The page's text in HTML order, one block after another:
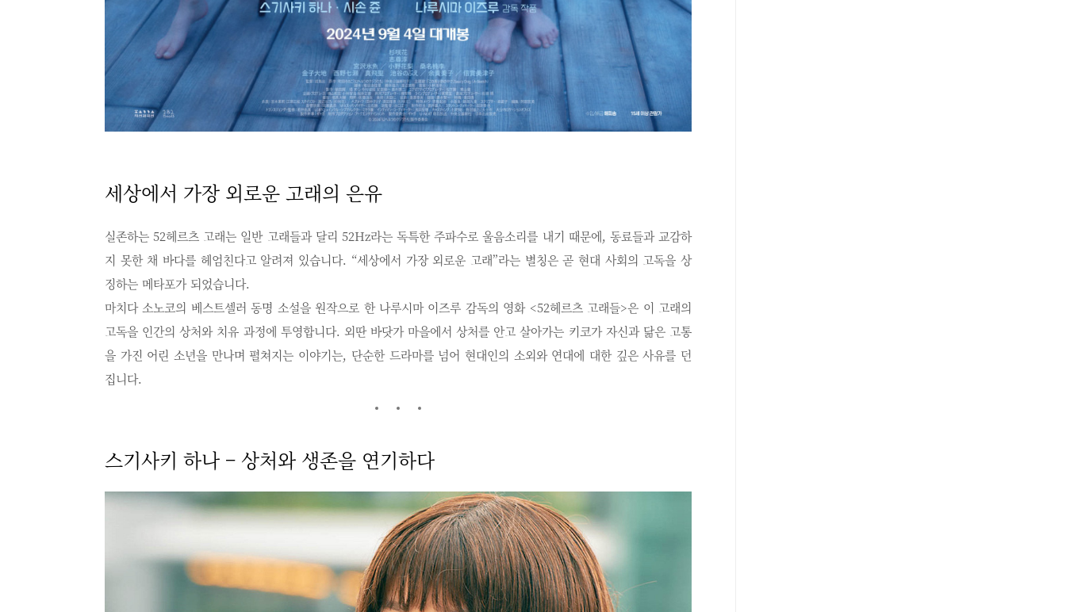
세상에서 가장 외로운 고래의 은유
실존하는 52헤르츠 고래는 일반 고래들과 달리 52Hz라는 독특한 주파수로 울음소리를 내기 때문에, 동료들과 교감하
지 못한 채 바다를 헤엄친다고 알려져 있습니다. “세상에서 가장 외로운 고래”라는 별칭은 곧 현대 사회의 고독을 상
징하는 메타포가 되었습니다.
마치다 소노코의 베스트셀러 동명 소설을 원작으로 한 나루시마 이즈루 감독의 영화 <52헤르츠 고래들>은 이 고래의
고독을 인간의 상처와 치유 과정에 투영합니다. 외딴 바닷가 마을에서 상처를 안고 살아가는 키코가 자신과 닮은 고통
을 가진 어린 소년을 만나며 펼쳐지는 이야기는, 단순한 드라마를 넘어 현대인의 소외와 연대에 대한 깊은 사유를 던
집니다.
스기사키 하나 – 상처와 생존을 연기하다